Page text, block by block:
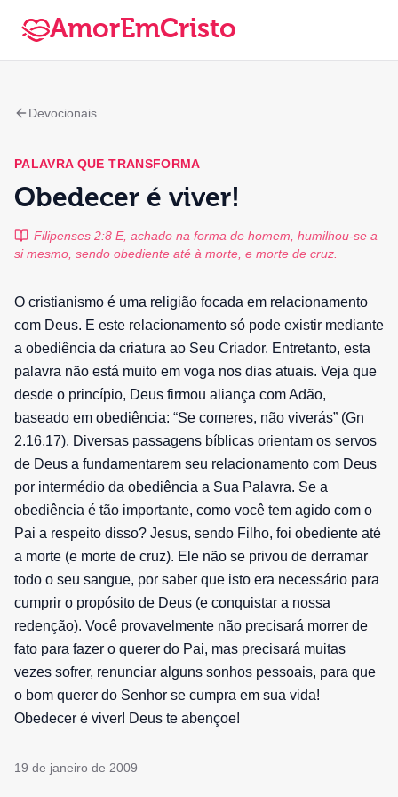
AmorEmCristo
Devocionais
PALAVRA QUE TRANSFORMA
Obedecer é viver!
Filipenses 2:8 E, achado na forma de homem, humilhou-se a
si mesmo, sendo obediente até à morte, e morte de cruz.
O cristianismo é uma religião focada em relacionamento
com Deus. E este relacionamento só pode existir mediante
a obediência da criatura ao Seu Criador. Entretanto, esta
palavra não está muito em voga nos dias atuais. Veja que
desde o princípio, Deus firmou aliança com Adão,
baseado em obediência: “Se comeres, não viverás” (Gn
2.16,17). Diversas passagens bíblicas orientam os servos
de Deus a fundamentarem seu relacionamento com Deus
por intermédio da obediência a Sua Palavra. Se a
obediência é tão importante, como você tem agido com o
Pai a respeito disso? Jesus, sendo Filho, foi obediente até
a morte (e morte de cruz). Ele não se privou de derramar
todo o seu sangue, por saber que isto era necessário para
cumprir o propósito de Deus (e conquistar a nossa
redenção). Você provavelmente não precisará morrer de
fato para fazer o querer do Pai, mas precisará muitas
vezes sofrer, renunciar alguns sonhos pessoais, para que
o bom querer do Senhor se cumpra em sua vida!
Obedecer é viver! Deus te abençoe!
19 de janeiro de 2009